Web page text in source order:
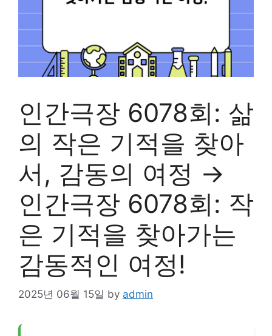
인간극장 6078회: 삶
의 작은 기적을 찾아
서, 감동의 여정 →
인간극장 6078회: 작
은 기적을 찾아가는
감동적인 여정!
2025년 06월 15일 by admin